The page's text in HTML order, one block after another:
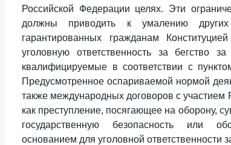
Российской Федерации целях. Эти
должны приводить к умалению
гарантированных гражданам
уголовную ответственность за бегство
квалифицируемые в соответствии с
Предусмотренное оспариваемой нормой
также международных договоров с
как преступление, посягающее на оборону,
государственную безопасность или
основанием для уголовной ответственности